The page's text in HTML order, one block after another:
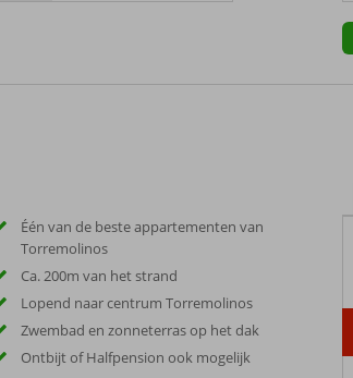
Één van de beste appartementen van
Torremolinos
Ca. 200m van het strand
Lopend naar centrum Torremolinos
Zwembad en zonneterras op het dak
Ontbijt of Halfpension ook mogelijk